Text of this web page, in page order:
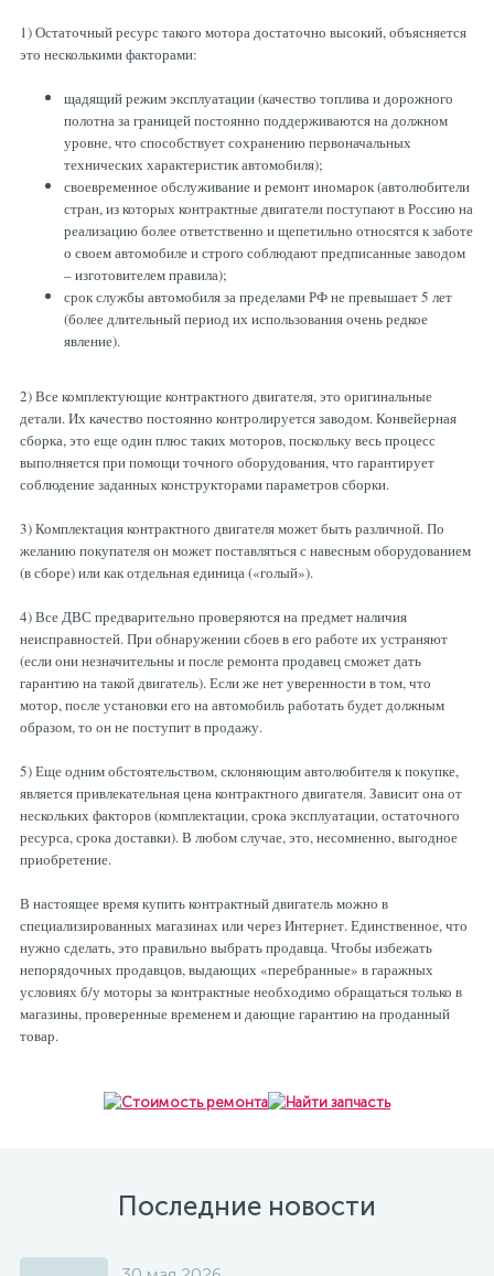
1)Остаточный ресурс такого мотора достаточно высокий, объясняется
это несколькими факторами:
щадящий режим эксплуатации (качество топлива и дорожного
полотна за границей постоянно поддерживаются на должном
уровне, что способствует сохранению первоначальных
технических характеристик автомобиля);
своевременное обслуживание и ремонт иномарок (автолюбители
стран, из которых контрактные двигатели поступают в Россию на
реализацию более ответственно и щепетильно относятся к заботе
о своем автомобиле и строго соблюдают предписанные заводом
– изготовителем правила);
срок службы автомобиля за пределами РФ не превышает 5 лет
(более длительный период их использования очень редкое
явление).
2)Все комплектующие контрактного двигателя, это оригинальные
детали. Их качество постоянно контролируется заводом. Конвейерная
сборка, это еще один плюс таких моторов, поскольку весь процесс
выполняется при помощи точного оборудования, что гарантирует
соблюдение заданных конструкторами параметров сборки.
3)Комплектация контрактного двигателя может быть различной. По
желанию покупателя он может поставляться с навесным оборудованием
(в сборе) или как отдельная единица («голый»).
4)Все ДВС предварительно проверяются на предмет наличия
неисправностей. При обнаружении сбоев в его работе их устраняют
(если они незначительны и после ремонта продавец сможет дать
гарантию на такой двигатель). Если же нет уверенности в том, что
мотор, после установки его на автомобиль работать будет должным
образом, то он не поступит в продажу.
5)Еще одним обстоятельством, склоняющим автолюбителя к покупке,
является привлекательная цена контрактного двигателя. Зависит она от
нескольких факторов (комплектации, срока эксплуатации, остаточного
ресурса, срока доставки). В любом случае, это, несомненно, выгодное
приобретение.
В настоящее время купить контрактный двигатель можно в
специализированных магазинах или через Интернет. Единственное, что
нужно сделать, это правильно выбрать продавца. Чтобы избежать
непорядочных продавцов, выдающих «перебранные» в гаражных
условиях б/у моторы за контрактные необходимо обращаться только в
магазины, проверенные временем и дающие гарантию на проданный
товар.
Последние новости